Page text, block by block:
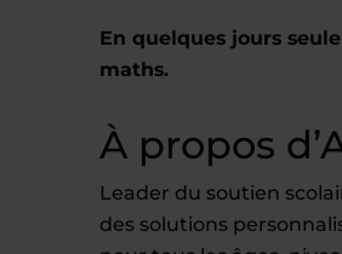
En quelques jours
maths.
À propos
Leader du soutien
des solutions